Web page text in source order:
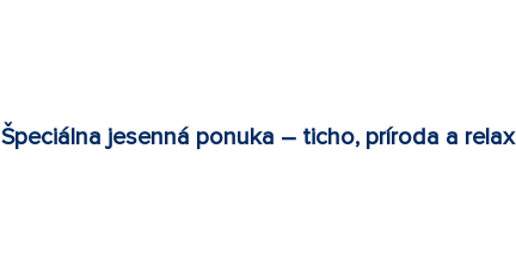
Špeciálna jesenná ponuka – ticho, príroda a relax